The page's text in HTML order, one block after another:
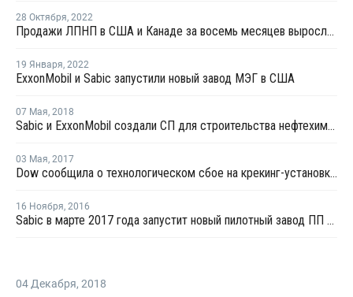
28 Октября, 2022
Продажи ЛПНП в США и Канаде за восемь месяцев выросли на 6%
19 Января, 2022
ExxonMobil и Sabic запустили новый завод МЭГ в США
07 Мая, 2018
Sabic и ExxonMobil создали СП для строительства нефтехимического комплекса в США
03 Мая, 2017
Dow сообщила о технологическом сбое на крекинг-установке № 7 в Техасе
16 Ноября, 2016
Sabic в марте 2017 года запустит новый пилотный завод ПП в Нидерландах
04 Декабря, 2018